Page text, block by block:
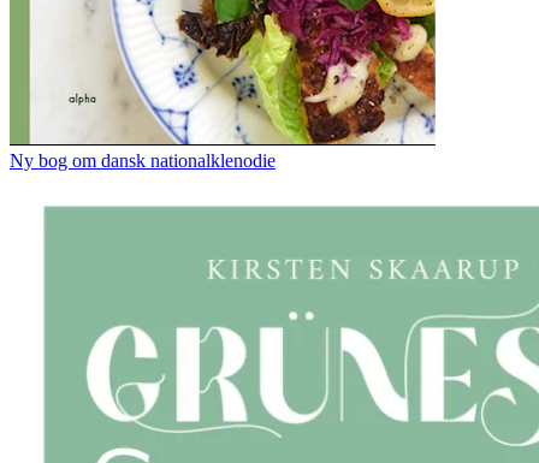
Ny bog om dansk nationalklenodie